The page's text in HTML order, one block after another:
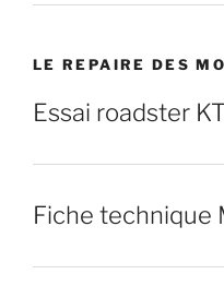
LE REPAIRE DES
Essai roadster
Fiche technique